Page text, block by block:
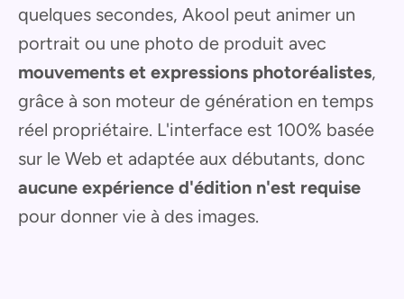
quelques secondes, Akool peut animer un
portrait ou une photo de produit avec
mouvements et expressions photoréalistes,
grâce à son moteur de génération en temps
réel propriétaire. L'interface est 100% basée
sur le Web et adaptée aux débutants, donc
aucune expérience d'édition n'est requise
pour donner vie à des images.